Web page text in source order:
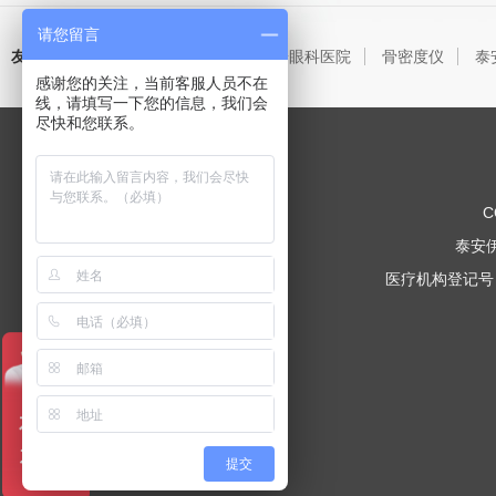
友情链接： 泰安失眠心理咨询 泰安眼科医院 骨密度仪 泰
泰安
医疗机构登记
请您留言
感谢您的关注，当前客服人员不在
线，请填写一下您的信息，我们会
尽快和您联系。
提交